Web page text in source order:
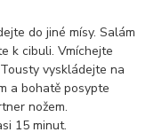
do jiné mísy. Salám
k cibuli. Vmíchejte
vyskládejte na
a bohatě posypte
nožem.
15 minut.